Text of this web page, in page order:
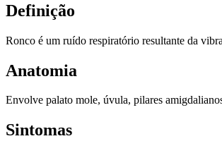
Definição
Ronco é um ruído respiratório resultante da
Anatomia
Envolve palato mole, úvula, pilares
Sintomas